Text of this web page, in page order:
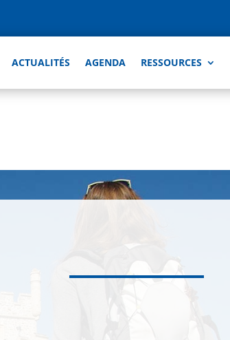
ACTUALITÉS AGENDA RESSOURCES